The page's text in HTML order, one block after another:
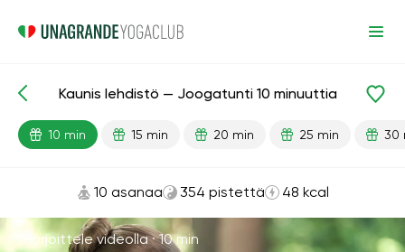
Valmiit oppitunnit Lehdistö
Kaunis lehdistö — Joogatunti 10 minuuttia
10 min 15 min 20 min 25 min 30
10 asanaa 354 pistettä 48 kcal
Harjoittele videolla ·10 min